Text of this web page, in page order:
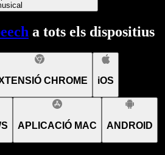
a tots els dispositius
CHROME iOS
APLICACIÓ MAC ANDROID